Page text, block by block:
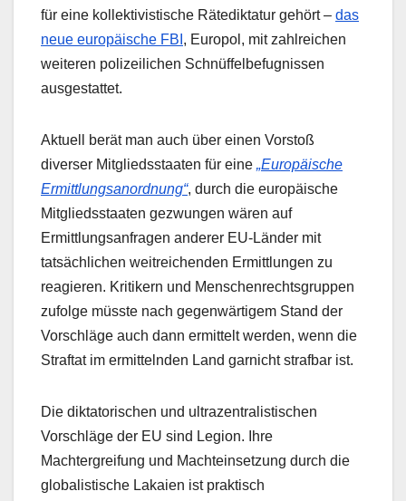
für eine kollektivistische Rätediktatur gehört – das
neue europäische FBI , Europol, mit zahlreichen
weiteren polizeilichen Schnüffelbefugnissen
ausgestattet.
Aktuell berät man auch über einen Vorstoß
diverser Mitgliedsstaaten für eine „Europäische
Ermittlungsanordnung“, durch die europäische
Mitgliedsstaaten gezwungen wären auf
Ermittlungsanfragen anderer EU-Länder mit
tatsächlichen weitreichenden Ermittlungen zu
reagieren. Kritikern und Menschenrechtsgruppen
zufolge müsste nach gegenwärtigem Stand der
Vorschläge auch dann ermittelt werden, wenn die
Straftat im ermittelnden Land garnicht strafbar ist.
Die diktatorischen und ultrazentralistischen
Vorschläge der EU sind Legion. Ihre
Machtergreifung und Machteinsetzung durch die
globalistische Lakaien ist praktisch